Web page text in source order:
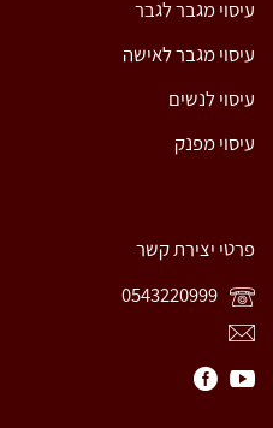
עיסוי מגבר לגבר
עיסוי מגבר לאישה
עיסוי לנשים
עיסוי מפנק
פרטי יצירת קשר